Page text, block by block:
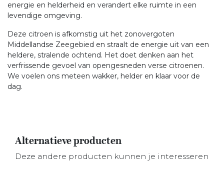
energie en helderheid en verandert elke ruimte in een
levendige omgeving.
Deze citroen is afkomstig uit het zonovergoten
Middellandse Zeegebied en straalt de energie uit van een
heldere, stralende ochtend. Het doet denken aan het
verfrissende gevoel van opengesneden verse citroenen.
We voelen ons meteen wakker, helder en klaar voor de
dag.
Alternatieve producten
Deze andere producten kunnen je interesseren